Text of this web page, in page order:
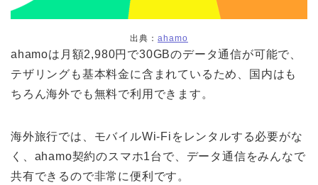
出典： ahamo
ahamoは月額2,980円で30GBのデータ通信が可能で、
テザリングも基本料金に含まれているため、国内はも
ちろん海外でも無料で利用できます。
海外旅行では、モバイルWi-Fiをレンタルする必要がな
く、ahamo契約のスマホ1台で、データ通信をみんなで
共有できるので非常に便利です。